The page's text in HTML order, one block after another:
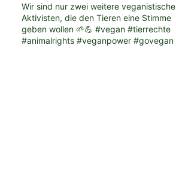
Wir sind nur zwei weitere veganistische
Aktivisten, die den Tieren eine Stimme
geben wollen 🌱💪 #vegan #tierrechte
#animalrights #veganpower #govegan